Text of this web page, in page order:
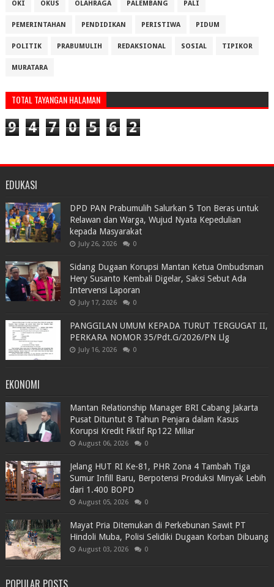
OKI OKUS OLAHRAGA PALEMBANG PALI
PEMERINTAHAN PENDIDIKAN PERISTIWA PIDUM
POLITIK PRABUMULIH REDAKSIONAL SOSIAL TIPIKOR
MURATARA
TOTAL TAYANGAN HALAMAN
9 4 7 0 5 6 2
EDUKASI
DPD PAN Prabumulih Salurkan 5 Ton Beras untuk
Relawan dan Warga, Wujud Nyata Kepedulian
kepada Masyarakat
July 26, 2026 0
Sidang Dugaan Korupsi Mantan Ketua Ombudsman
Hery Susanto Kembali Digelar, Saksi Sebut Ada
Intervensi Laporan
July 17, 2026 0
PANGGILAN UMUM KEPADA TURUT TERGUGAT II,
PERKARA NOMOR 35/Pdt.G/2026/PN Llg
July 16, 2026 0
EKONOMI
Mantan Relationship Manager BRI Cabang Jakarta
Pusat Dituntut 8 Tahun Penjara dalam Kasus
Korupsi Kredit Fiktif Rp122 Miliar
August 06, 2026 0
Jelang HUT RI Ke-81, PHR Zona 4 Tambah Tiga
Sumur Infill Baru, Berpotensi Produksi Minyak Lebih
dari 1.400 BOPD
August 05, 2026 0
Mayat Pria Ditemukan di Perkebunan Sawit PT
Hindoli Muba, Polisi Selidiki Dugaan Korban Dibuang
August 03, 2026 0